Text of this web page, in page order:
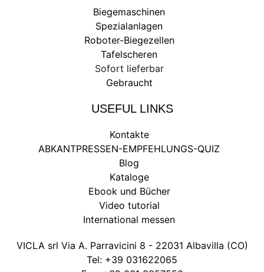
Biegemaschinen
Spezialanlagen
Roboter-Biegezellen
Tafelscheren
Sofort lieferbar
Gebraucht
USEFUL LINKS
Kontakte
ABKANTPRESSEN-EMPFEHLUNGS-QUIZ
Blog
Kataloge
Ebook und Bücher
Video tutorial
International messen
VICLA srl Via A. Parravicini 8 - 22031 Albavilla (CO)
Tel: +39 031622065